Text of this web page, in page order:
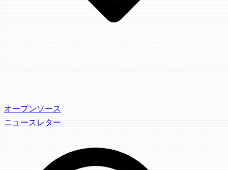
オープンソース
ニュースレター